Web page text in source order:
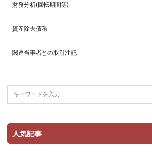
財務分析(回転期間等)
資産除去債務
関連当事者との取引注記
人気記事